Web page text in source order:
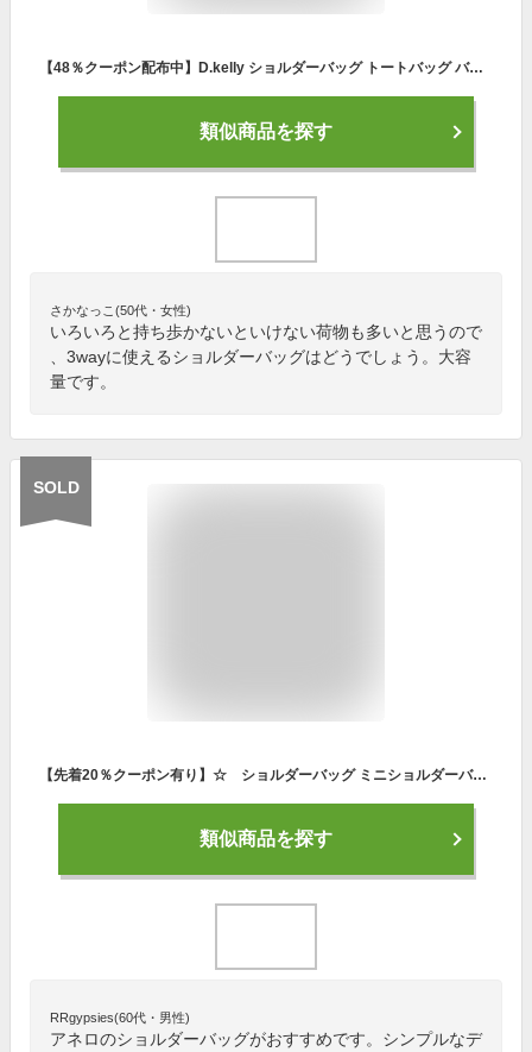
【48％クーポン配布中】D.kelly ショルダーバッグ トートバッグ バッグ 2way 3way ハンドバッグ フロントハンド レディース カバン 鞄 ショルダー 肩掛け 大容量 ペア マザーズバッグ ナチュラル ママ 通勤 通学 大人 大きめ 送料無料 a4 a5
類似商品を探す
さかなっこ(50代・女性)
いろいろと持ち歩かないといけない荷物も多いと思うので
、3wayに使えるショルダーバッグはどうでしょう。大容
量です。
SOLD
【先着20％クーポン有り】☆ ショルダーバッグ ミニショルダーバッグ アネロ 斜め掛け レディース メンズ ガールズ ママバッグ パパバッグ A5 大人 旅行バッグ 軽量 シンプル カジュアル【送料無料】QM3
類似商品を探す
RRgypsies(60代・男性)
アネロのショルダーバッグがおすすめです。シンプルなデ